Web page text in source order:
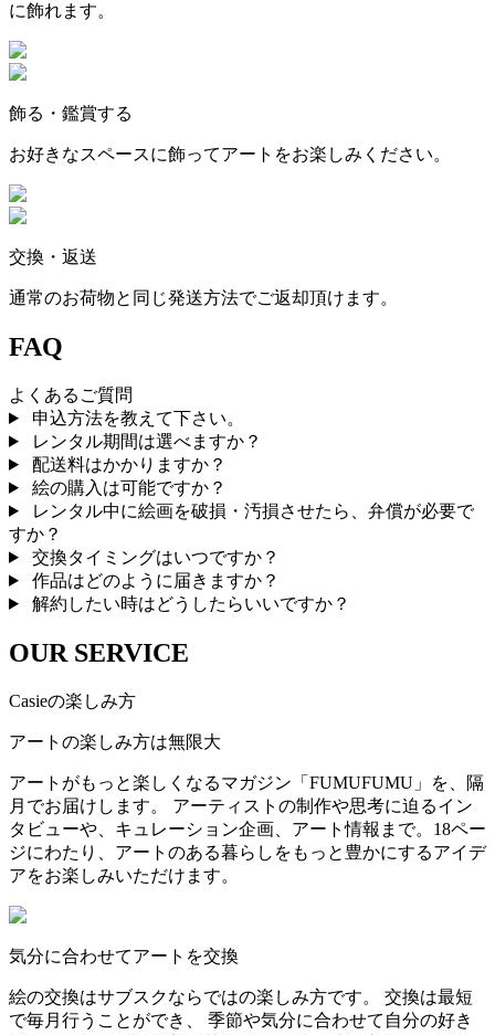
に飾れます。
飾る・鑑賞する
お好きなスペースに飾ってアートをお楽しみください。
交換・返送
通常のお荷物と同じ発送方法でご返却頂けます。
FAQ
よくあるご質問
申込方法を教えて下さい。
レンタル期間は選べますか？
配送料はかかりますか？
絵の購入は可能ですか？
レンタル中に絵画を破損・汚損させたら、弁償が必要で
すか？
交換タイミングはいつですか？
作品はどのように届きますか？
解約したい時はどうしたらいいですか？
OUR SERVICE
Casieの楽しみ方
アートの楽しみ方は無限大
アートがもっと楽しくなるマガジン「FUMUFUMU」を、隔
月でお届けします。 アーティストの制作や思考に迫るイン
タビューや、キュレーション企画、アート情報まで。18ペー
ジにわたり、アートのある暮らしをもっと豊かにするアイデ
アをお楽しみいただけます。
気分に合わせてアートを交換
絵の交換はサブスクならではの楽しみ方です。 交換は最短
で毎月行うことができ、 季節や気分に合わせて自分の好き